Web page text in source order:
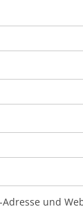
Adresse und